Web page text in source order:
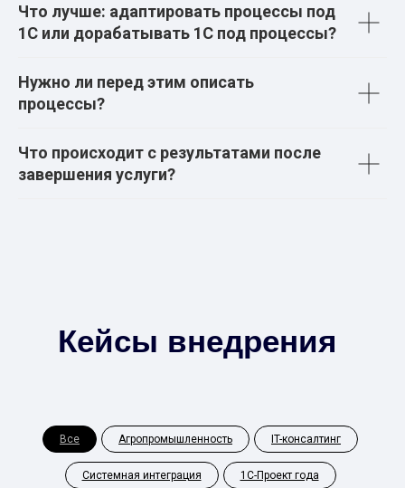
Что лучше: адаптировать процессы под
1С или дорабатывать 1С под процессы?
Нужно ли перед этим описать
процессы?
Что происходит с результатами после
завершения услуги?
Кейсы внедрения
Все Агропромышленность IT-консалтинг
Системная интеграция 1С-Проект года